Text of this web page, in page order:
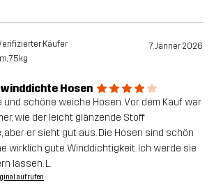
Käufer 7. Jänner 2026
75kg
Hosen
und schöne weiche Hosen. Vor dem Kauf war
wie der leicht glänzende Stoff
er sieht gut aus. Die Hosen sind schön
wirklich gute Winddichtigkeit. Ich werde sie
lassen. L.
aufrufen